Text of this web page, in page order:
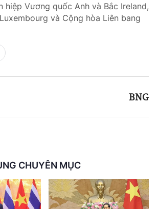
hiệp Vương quốc Anh và Bắc Ireland,
và Cộng hòa Liên bang
BNG
CHUYÊN MỤC